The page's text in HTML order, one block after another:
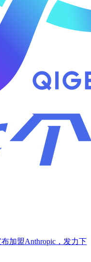
加盟Anthropic，发力下